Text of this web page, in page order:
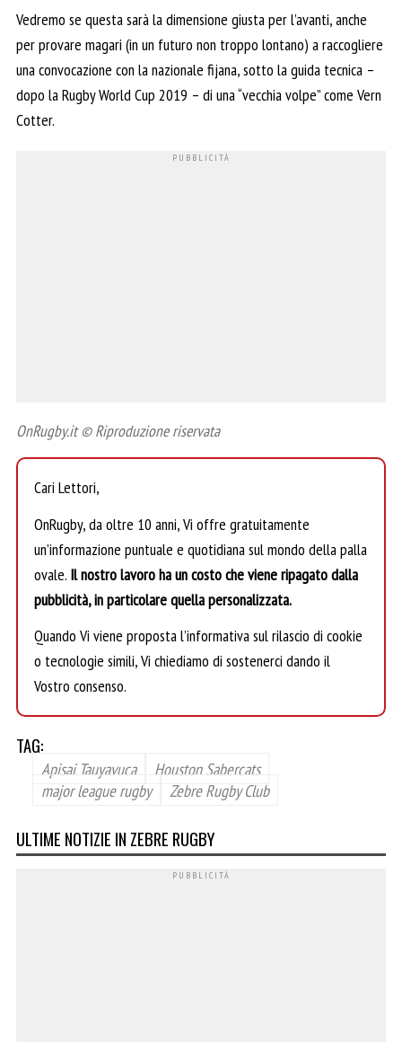
Vedremo se questa sarà la dimensione giusta per l’avanti, anche
per provare magari (in un futuro non troppo lontano) a raccogliere
una convocazione con la nazionale fijana, sotto la guida tecnica –
dopo la Rugby World Cup 2019 – di una “vecchia volpe” come Vern
Cotter.
OnRugby.it © Riproduzione riservata
Cari Lettori,
OnRugby, da oltre 10 anni, Vi offre gratuitamente
un’informazione puntuale e quotidiana sul mondo della palla
ovale. Il nostro lavoro ha un costo che viene ripagato dalla
pubblicità, in particolare quella personalizzata.
Quando Vi viene proposta l’informativa sul rilascio di cookie
o tecnologie simili, Vi chiediamo di sostenerci dando il
Vostro consenso.
TAG:
Apisai Tauyavuca
Houston Sabercats
major league rugby
Zebre Rugby Club
ULTIME NOTIZIE IN ZEBRE RUGBY